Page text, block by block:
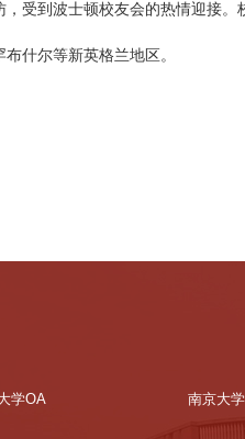
受到波士顿校友会的热情迎接
什尔等新英格兰地区。
学OA 南京大